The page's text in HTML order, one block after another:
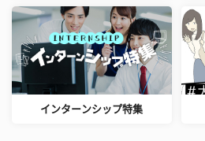
インターンシップ特集